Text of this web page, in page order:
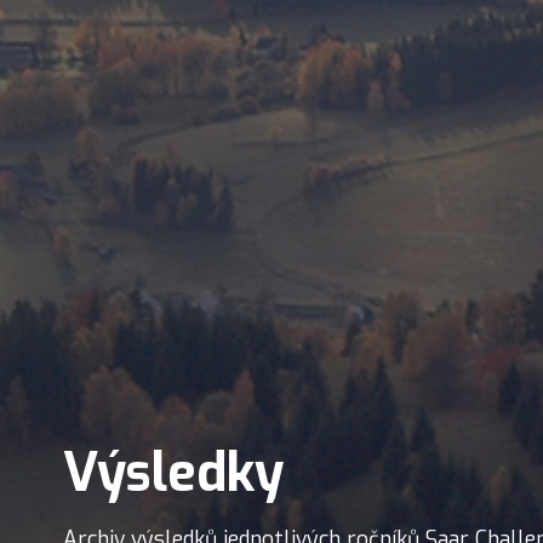
Výsledky